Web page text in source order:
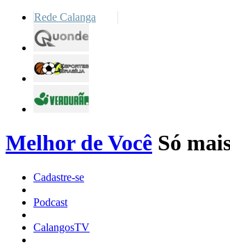
Rede Calanga
Melhor de Você Só
Cadastre-se
Podcast
CalangosTV